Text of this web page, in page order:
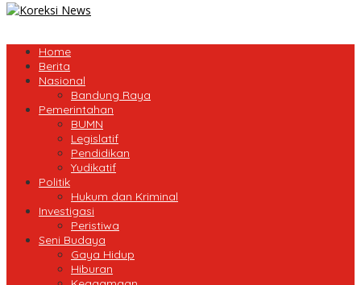
Home
Berita
Nasional
Bandung Raya
Pemerintahan
BUMN
Legislatif
Pendidikan
Yudikatif
Politik
Hukum dan Kriminal
Investigasi
Peristiwa
Seni Budaya
Gaya Hidup
Hiburan